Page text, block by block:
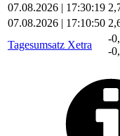
07.08.2026 | 17:30:19
07.08.2026 | 17:10:50
Tagesumsatz Xetra
-
-